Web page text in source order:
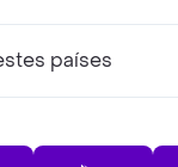
países